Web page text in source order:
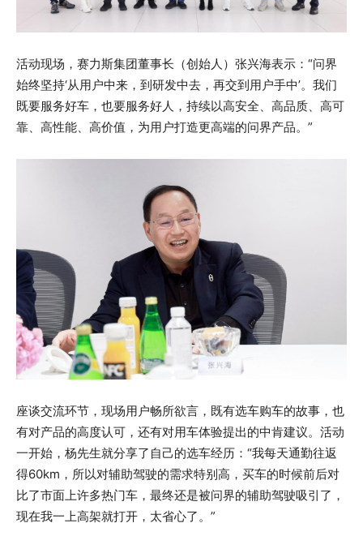
活动现场，赛力斯集团董事长（创始人）张兴海表示：“问界
始终坚持‘从用户中来，到研发中去，再交到用户手中’。我们
既要服务好车，也要服务好人，持续以高安全、高品质、高可
靠、高性能、高价值，为用户打造更高端的问界产品。”
座谈交流环节，现场用户畅所欲言，既有选车购车的故事，也
有对产品的高度认可，还有对用车体验提出的中肯建议。活动
一开始，杨先生就分享了自己的选车经历：“我每天通勤往返
得60km，所以对辅助驾驶的需求特别高，买车的时候前后对
比了市面上许多热门车，最终还是被问界的辅助驾驶吸引了，
现在我一上高架就打开，太省心了。”